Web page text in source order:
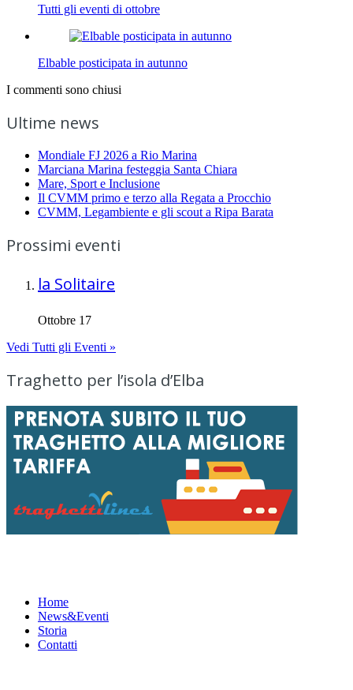
Tutti gli eventi di ottobre
Elbable posticipata in autunno
I commenti sono chiusi
Ultime news
Mondiale FJ 2026 a Rio Marina
Marciana Marina festeggia Santa Chiara
Mare, Sport e Inclusione
Il CVMM primo e terzo alla Regata a Procchio
CVMM, Legambiente e gli scout a Ripa Barata
Prossimi eventi
la Solitaire
Ottobre 17
Vedi Tutti gli Eventi »
Traghetto per l’isola d’Elba
Home
News&Eventi
Storia
Contatti